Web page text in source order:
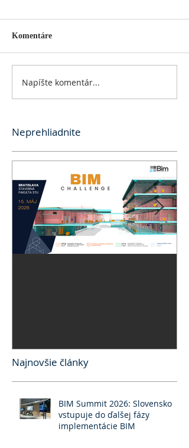
Komentáre
Napíšte komentár...
Neprehliadnite
Najnovšie články
BIM Summit 2026: Slovensko
vstupuje do ďalšej fázy
implementácie BIM